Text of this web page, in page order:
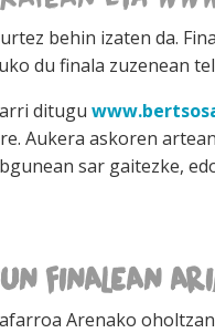
behin izaten da.
du finala zuzenean
ditugu
Aukera askoren
sar gaitezke,
FINALEAN
Arenako